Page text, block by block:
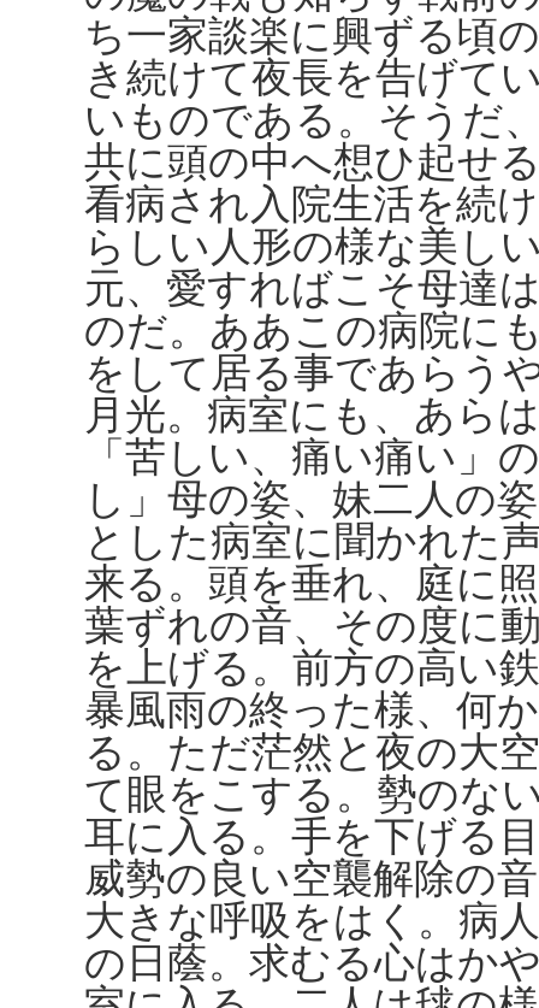
ち一家談楽に興ずる頃
き続けて夜長を告げて
いものである。そうだ
共に頭の中へ想ひ起せ
看病され入院生活を続
らしい人形の様な美し
元、愛すればこそ母達
のだ。ああこの病院に
をして居る事であらう
月光。病室にも、あら
「苦しい、痛い痛い」
し」母の姿、妹二人の
とした病室に聞かれた
来る。頭を垂れ、庭に
葉ずれの音、その度に
を上げる。前方の高い
暴風雨の終った様、何
る。ただ茫然と夜の大
て眼をこする。勢のな
耳に入る。手を下げる
威勢の良い空襲解除の
大きな呼吸をはく。病
の日蔭。求むる心はか